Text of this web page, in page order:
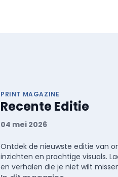
PRINT MAGAZINE
Recente Editie
04 mei 2026
Ontdek de nieuwste editie van
inzichten en prachtige visuals.
en verhalen die je niet wilt